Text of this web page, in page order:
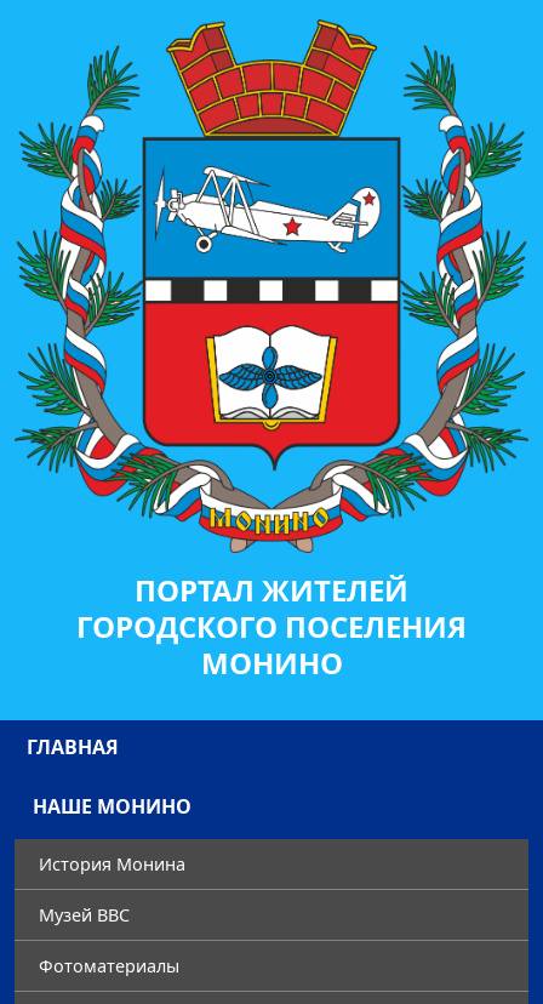
ПОРТАЛ ЖИТЕЛЕЙ
ГОРОДСКОГО ПОСЕЛЕНИЯ
МОНИНО
ГЛАВНАЯ
НАШЕ МОНИНО
История Монина
Музей ВВС
Фотоматериалы